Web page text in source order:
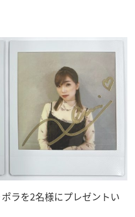
ラを2名様にプレゼントい